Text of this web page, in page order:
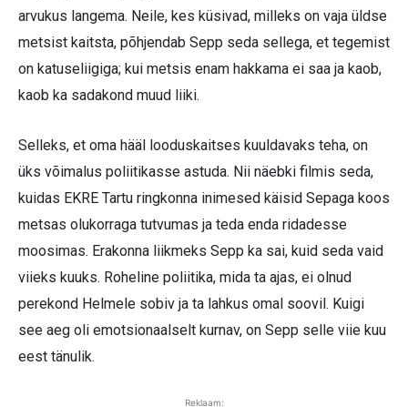
arvukus langema. Neile, kes küsivad, milleks on vaja üldse
metsist kaitsta, põhjendab Sepp seda sellega, et tegemist
on katuseliigiga; kui metsis enam hakkama ei saa ja kaob,
kaob ka sadakond muud liiki.
Selleks, et oma hääl looduskaitses kuuldavaks teha, on
üks võimalus poliitikasse astuda. Nii näebki filmis seda,
kuidas EKRE Tartu ringkonna inimesed käisid Sepaga koos
metsas olukorraga tutvumas ja teda enda ridadesse
moosimas. Erakonna liikmeks Sepp ka sai, kuid seda vaid
viieks kuuks. Roheline poliitika, mida ta ajas, ei olnud
perekond Helmele sobiv ja ta lahkus omal soovil. Kuigi
see aeg oli emotsionaalselt kurnav, on Sepp selle viie kuu
eest tänulik.
Reklaam: